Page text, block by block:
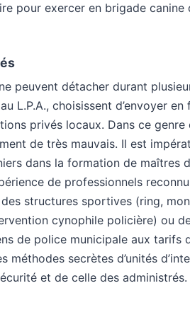
pour exercer en brigade canine
peuvent détacher durant
L.P.A., choisissent d’envoyer
privés locaux. Dans ce
de très mauvais. Il est
dans la formation de maîtres
de professionnels
structures sportives (ring,
cynophile policière) ou
de police municipale aux tarifs
secrètes d’unités
et de celle des administrés.